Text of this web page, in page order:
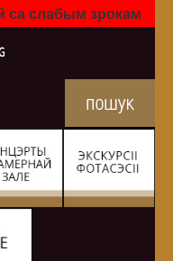
са слабым зрокам